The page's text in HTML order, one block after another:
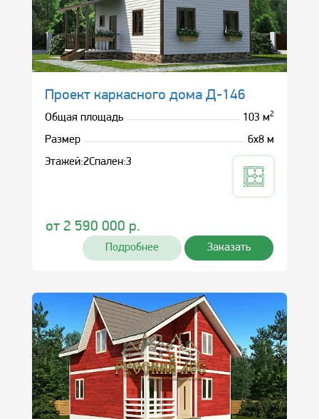
Проект каркасного дома Д-146
Общая площадь 103 м2
Размер
6х8 м
Этажей:2Спален:3
от 2 590 000 р.
Подробнее Заказать